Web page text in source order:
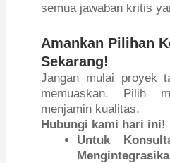
semua jawaban kritis
Amankan Pilihan
Sekarang!
Jangan mulai proyek
memuaskan. Pilih
menjamin kualitas.
Hubungi kami hari ini!
Untuk